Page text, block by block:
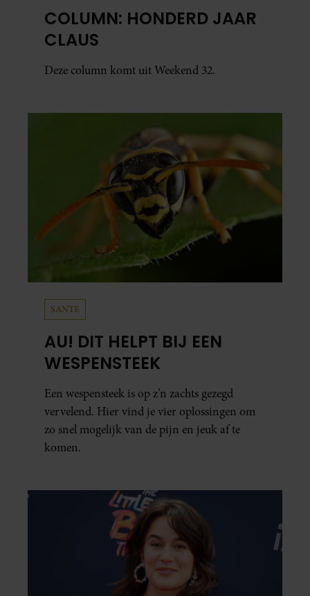
COLUMN: HONDERD JAAR
CLAUS
Deze column komt uit Weekend 32.
SANTE
AU! DIT HELPT BIJ EEN
WESPENSTEEK
Een wespensteek is op z’n zachts gezegd
vervelend. Hier vind je vier oplossingen om
zo snel mogelijk van de pijn en jeuk af te
komen.